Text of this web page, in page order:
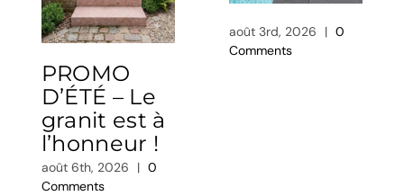
PROMO
D’ÉTÉ – Le
granit est à
l’honneur !
août 6th, 2026 | 0
Comments
août 3rd, 2026 | 0
Comments